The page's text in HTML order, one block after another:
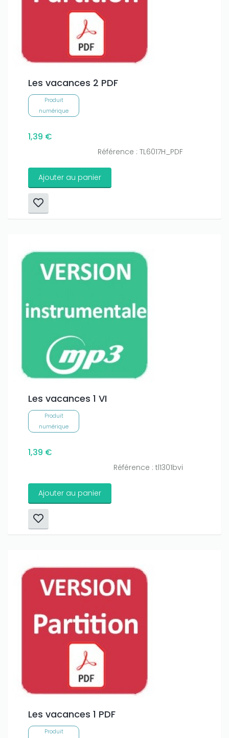
Les vacances 2 PDF
Produit
numérique
1,39 €
Référence : TL6017H_PDF
Ajouter au panier
Les vacances 1 VI
Produit
numérique
1,39 €
Référence : tl1301bvi
Ajouter au panier
Les vacances 1 PDF
Produit